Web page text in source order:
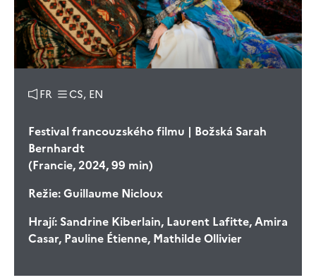
FR CS, EN
Festival francouzského filmu | Božská Sarah
Bernhardt
(Francie, 2024, 99 min)
Režie:Guillaume Nicloux
Hrají: Sandrine Kiberlain, Laurent Lafitte, Amira
Casar, Pauline Étienne, Mathilde Ollivier